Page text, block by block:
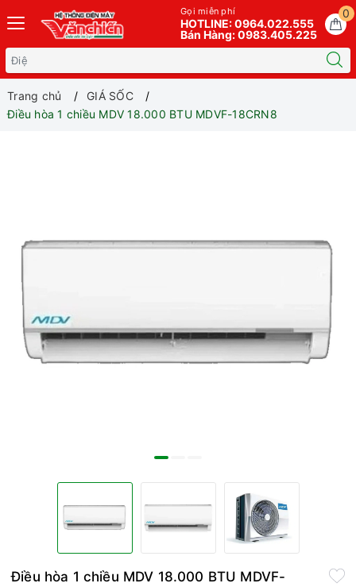
0
Gọi miễn phí
HOTLINE: 0964.022.555
Bán Hàng: 0983.405.225
Trang chủ
GIÁ SỐC
Điều hòa 1 chiều MDV 18.000 BTU MDVF-18CRN8
Điều hòa 1 chiều MDV 18.000 BTU MDVF-